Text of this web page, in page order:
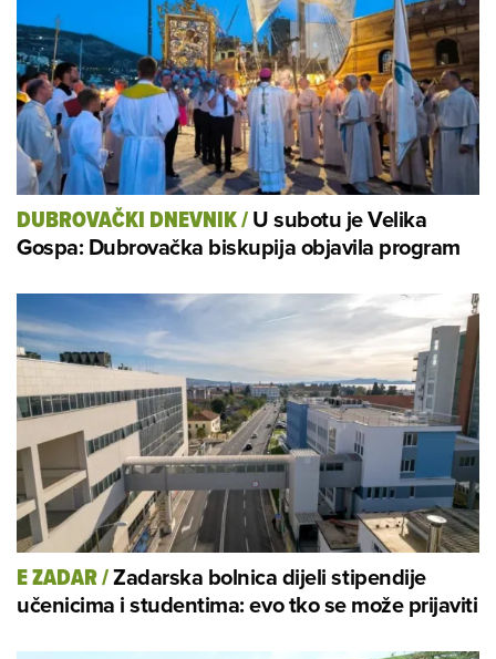
DUBROVAČKI DNEVNIK/U subotu je Velika
Gospa: Dubrovačka biskupija objavila program
E ZADAR/Zadarska bolnica dijeli stipendije
učenicima i studentima: evo tko se može prijaviti